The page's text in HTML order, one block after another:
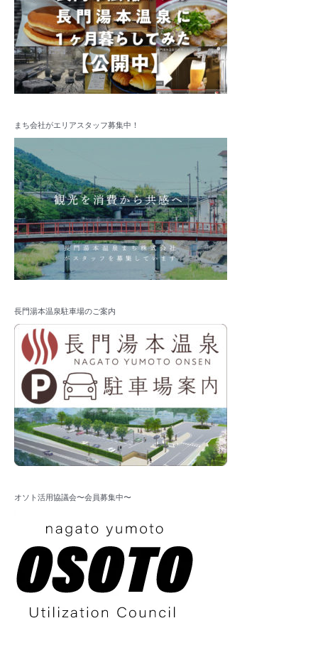
まち会社がエリアスタッフ募集中！
長門湯本温泉駐車場のご案内
オソト活用協議会〜会員募集中〜